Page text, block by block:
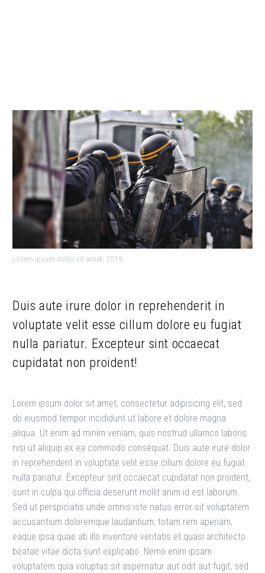
Lorem ipsum dolor sit amet, 2019
Duis aute irure dolor in reprehenderit in
voluptate velit esse cillum dolore eu fugiat
nulla pariatur. Excepteur sint occaecat
cupidatat non proident!
Lorem ipsum dolor sit amet, consectetur adipisicing elit, sed
do eiusmod tempor incididunt ut labore et dolore magna
aliqua. Ut enim ad minim veniam, quis nostrud ullamco laboris
nisi ut aliquip ex ea commodo consequat. Duis aute irure dolor
in reprehenderit in voluptate velit esse cillum dolore eu fugiat
nulla pariatur. Excepteur sint occaecat cupidatat non proident,
sunt in culpa qui officia deserunt mollit anim id est laborum.
Sed ut perspiciatis unde omnis iste natus error sit voluptatem
accusantium doloremque laudantium, totam rem aperiam,
eaque ipsa quae ab illo inventore veritatis et quasi architecto
beatae vitae dicta sunt explicabo. Nemo enim ipsam
voluptatem quia voluptas sit aspernatur aut odit aut fugit, sed